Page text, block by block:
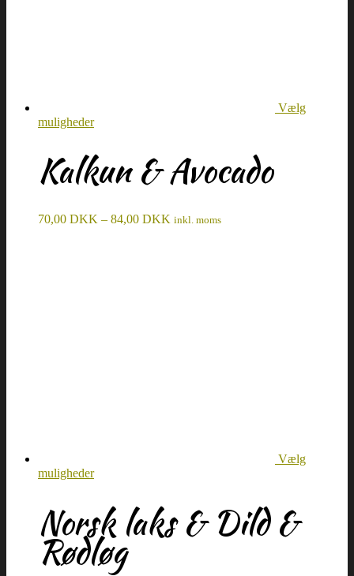
Vælg
muligheder
Kalkun & Avocado
70,00 DKK – 84,00 DKK inkl. moms
Vælg
muligheder
Norsk laks & Dild &
Rødløg